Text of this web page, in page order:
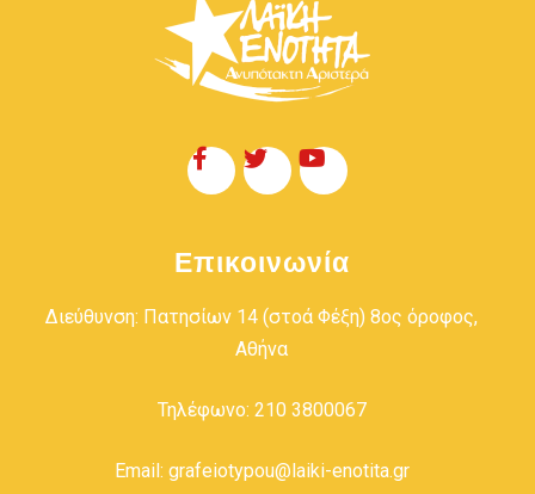
Επικοινωνία
Διεύθυνση: Πατησίων 14 (στοά Φέξη) 8ος όροφος,
Αθήνα
Τηλέφωνο: 210 3800067
Email: grafeiotypou@laiki-enotita.gr